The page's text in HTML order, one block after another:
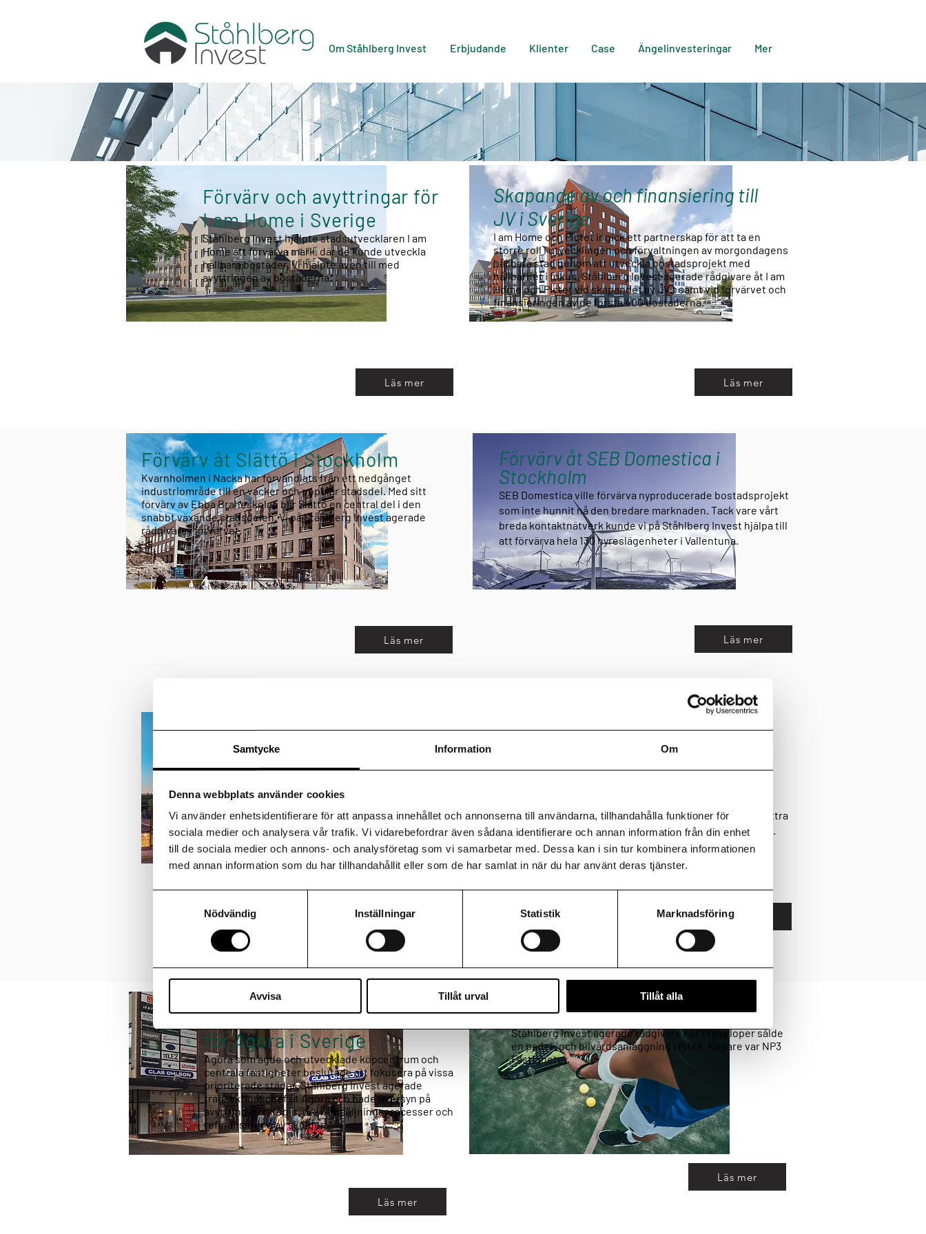
Samtycke Information Om
Denna webbplats använder cookies
Vi använder enhetsidentifierare för att anpassa innehållet och annonserna till användarna, tillhandahålla funktioner för
sociala medier och analysera vår trafik. Vi vidarebefordrar även sådana identifierare och annan information från din enhet
till de sociala medier och annons- och analysföretag som vi samarbetar med. Dessa kan i sin tur kombinera informationen
med annan information som du har tillhandahållit eller som de har samlat in när du har använt deras tjänster.
Nödvändig
Inställningar Statistik Marknadsföring
Avvisa Tillåt urval Tillåt alla
Om Ståhlberg Invest Erbjudande Klienter Case Ängelinvesteringar Mer
Ta del av några case som vi är
extra stolta över
Förvärv och avyttringar för
I am Home i Sverige
Ståhlberg Invest hjälpte stadsutvecklaren I am
Home att förvärva mark, där de kunde utveckla
hållbara bostäder. Vi hjälpte även till med
avyttringen av bostäderna.
Läs mer
Skapande av och finansiering till
JV i Sverige
I am Home och Pictet ingick ett partnerskap för att ta en
större roll i utvecklingen och förvaltningen av morgondagens
hållbara stad genom att utveckla bostadsprojekt med
hållbarhet i fokus. Ståhlberg Invest agerade rådgivare åt I am
Home och Pictet vid skapandet av JV:t samt vid förvärvet och
finansieringen av de första 400 bostäderna.
Läs mer
Förvärv åt Slättö i Stockholm
Kvarnholmen i Nacka har förvandlats från ett nedgånget
industriområde till en vacker och populär stadsdel. Med sitt
förvärv av Ebba Braheskolan blir Slättö en central del i den
snabbt växande stadsdelen. Vi på Ståhlberg Invest agerade
rådgivare i förvärvet.
Läs mer
Förvärv åt SEB Domestica i
Stockholm
SEB Domestica ville förvärva nyproducerade bostadsprojekt
som inte hunnit nå den bredare marknaden. Tack vare vårt
breda kontaktnätverk kunde vi på Ståhlberg Invest hjälpa till
att förvärva hela 130 hyreslägenheter i Vallentuna.
Läs mer
Förvärv åt Vastint i Norden
Vastint ingick ett ramavtal med Marriott International
nya varumärke. Ståhlberg Invest har mandatet att
förvärva mark för utvecklig av nya hotell i de större
nordiska städerna.
Investeringar för Genesta i
Norden
förvärv av flera tomma kontorsfastigheter samt att förbättra
redan starka handelsplatser i de nordiska huvudstäderna.
Läs mer
Avyttringar och finansiering
för Agora i Sverige
Agora som ägde och utvecklade köpcentrum och
centrala fastigheter beslutade att fokusera på vissa
prioriterade städer. Ståhlberg Invest agerade
transaktionschef åt Agora och hade översyn på
avyttringsstrategin, drev försäljningsprocesser och
refinansiering av skulder.
Läs mer
Avyttring för Proveloper i Piteå
Ståhlberg Invest agerade rådgivare när Proveloper sålde
en padel- och bilvårdsanläggning i Piteå. Köpare var NP3
Fastigheter.
Läs mer